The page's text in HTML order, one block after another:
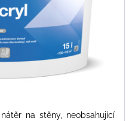
na stěny, neobsahující